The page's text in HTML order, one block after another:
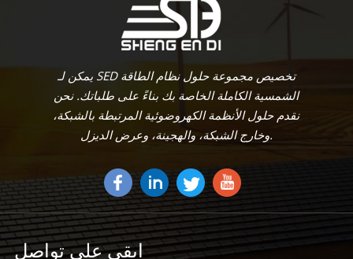
يمكن لـ SED تخصيص مجموعة حلول نظام الطاقة
الشمسية الكاملة الخاصة بك بناءً على طلباتك. نحن
نقدم حلول الأنظمة الكهروضوئية المرتبطة بالشبكة،
وخارج الشبكة، والهجينة، وعرض الديزل.
ابقى على تواصل